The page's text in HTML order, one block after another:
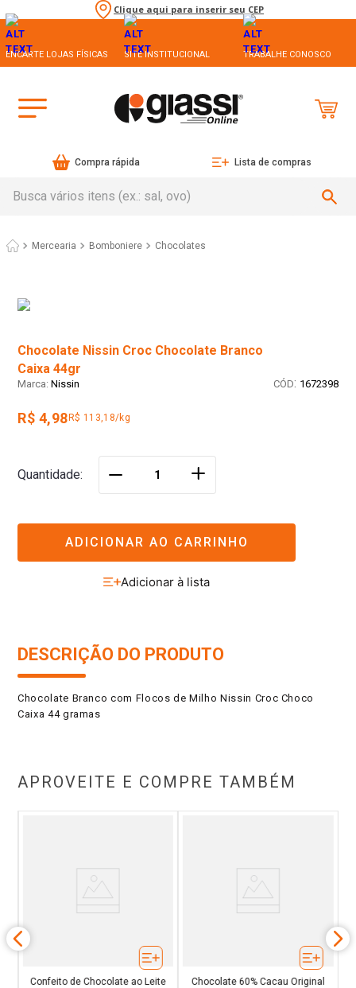
Clique aqui para inserir seu CEP
ENCARTE LOJAS FÍSICAS SITE INSTITUCIONAL TRABALHE CONOSCO
Compra rápida Lista de compras
Mercearia Bomboniere Chocolates
Chocolate Nissin Croc Chocolate Branco
Caixa 44gr
Nissin : 1672398
R$ 4,98 R$ 113,18/kg
Quantidade ＋
ADICIONAR AO CARRINHO
DESCRIÇÃO DO PRODUTO
Chocolate Branco com Flocos de Milho Nissin Croc Choco
Caixa 44 gramas
APROVEITE E COMPRE TAMBÉM
Confeito de Chocolate ao Leite
Chocolate 60% Cacau Original